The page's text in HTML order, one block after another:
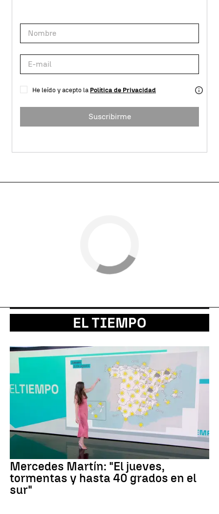
He leído y acepto la Política de Privacidad
Suscribirme
EL TIEMPO
Mercedes Martín: "El jueves,
tormentas y hasta 40 grados en el
sur"